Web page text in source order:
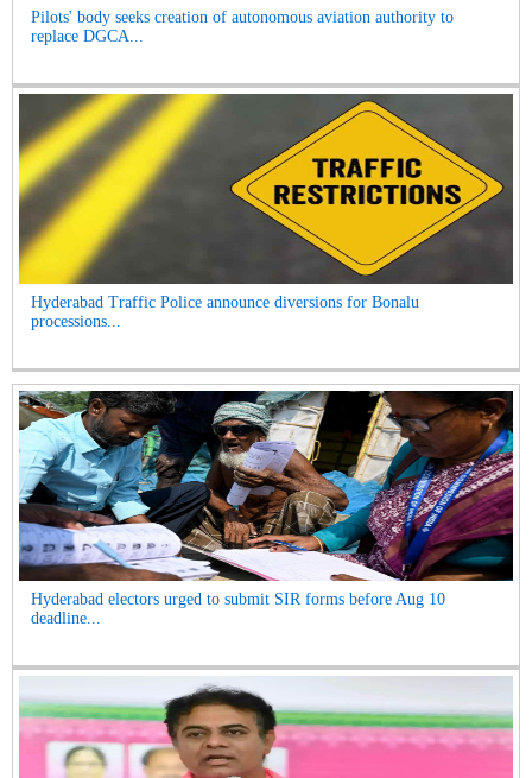
Pilots' body seeks creation of autonomous aviation authority to
replace DGCA...
Hyderabad Traffic Police announce diversions for Bonalu
processions...
Hyderabad electors urged to submit SIR forms before Aug 10
deadline...